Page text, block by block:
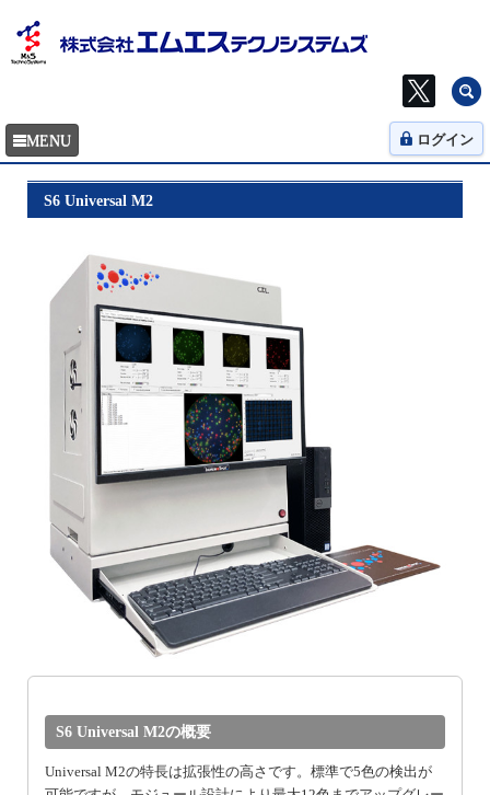
ログイン
S6 Universal M2
S6 Universal M2の概要
Universal M2の特長は拡張性の高さです。標準で5色の検出が